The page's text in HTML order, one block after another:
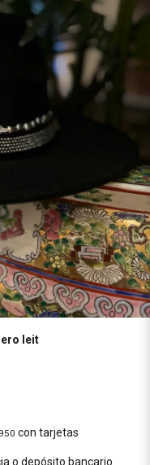
leit
con tarjetas
o depósito bancario